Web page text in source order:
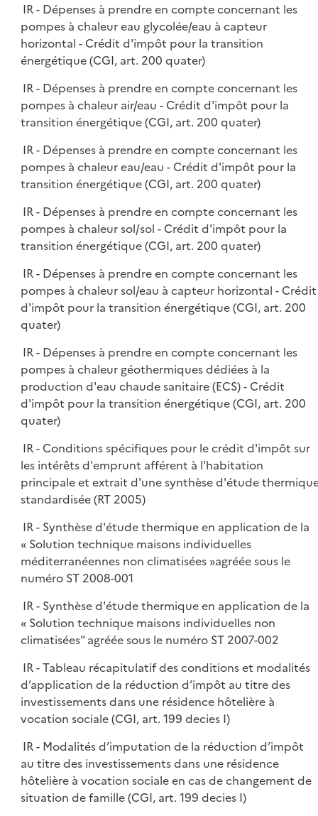
IR - Dépenses à prendre en compte concernant les
pompes à chaleur eau glycolée/eau à capteur
horizontal - Crédit d'impôt pour la transition
énergétique (CGI, art. 200 quater)
IR - Dépenses à prendre en compte concernant les
pompes à chaleur air/eau - Crédit d'impôt pour la
transition énergétique (CGI, art. 200 quater)
IR - Dépenses à prendre en compte concernant les
pompes à chaleur eau/eau - Crédit d'impôt pour la
transition énergétique (CGI, art. 200 quater)
IR - Dépenses à prendre en compte concernant les
pompes à chaleur sol/sol - Crédit d'impôt pour la
transition énergétique (CGI, art. 200 quater)
IR - Dépenses à prendre en compte concernant les
pompes à chaleur sol/eau à capteur horizontal - Crédit
d'impôt pour la transition énergétique (CGI, art. 200
quater)
IR - Dépenses à prendre en compte concernant les
pompes à chaleur géothermiques dédiées à la
production d'eau chaude sanitaire (ECS) - Crédit
d'impôt pour la transition énergétique (CGI, art. 200
quater)
IR - Conditions spécifiques pour le crédit d'impôt sur
les intérêts d'emprunt afférent à l'habitation
principale et extrait d'une synthèse d'étude
standardisée (RT 2005)
IR - Synthèse d'étude thermique en application de la
« Solution technique maisons individuelles
méditerranéennes non climatisées »agréée sous le
numéro ST 2008-001
IR - Synthèse d'étude thermique en application de la
« Solution technique maisons individuelles non
climatisées" agréée sous le numéro ST 2007-002
IR - Tableau récapitulatif des conditions et modalités
d’application de la réduction d’impôt au titre des
investissements dans une résidence hôtelière à
vocation sociale (CGI, art. 199 decies I)
IR - Modalités d’imputation de la réduction d’impôt
au titre des investissements dans une résidence
hôtelière à vocation sociale en cas de changement de
situation de famille (CGI, art. 199 decies I)